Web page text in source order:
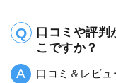
口コミや評判
こですか？
口コミ＆レビュ